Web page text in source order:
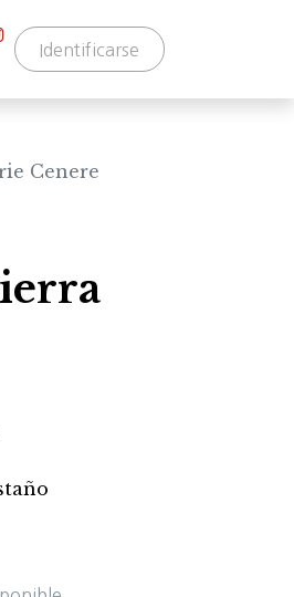
Identificarse
Cenere